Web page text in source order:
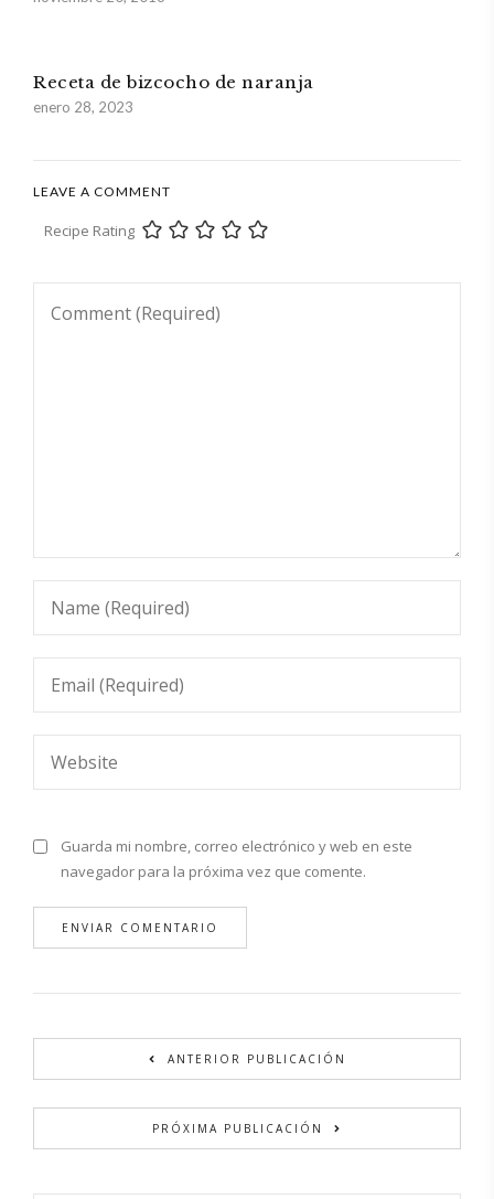
Receta de bizcocho de naranja
enero 28, 2023
LEAVE A COMMENT
Recipe Rating
Guarda mi nombre, correo electrónico y web en este
navegador para la próxima vez que comente.
ANTERIOR PUBLICACIÓN
PRÓXIMA PUBLICACIÓN